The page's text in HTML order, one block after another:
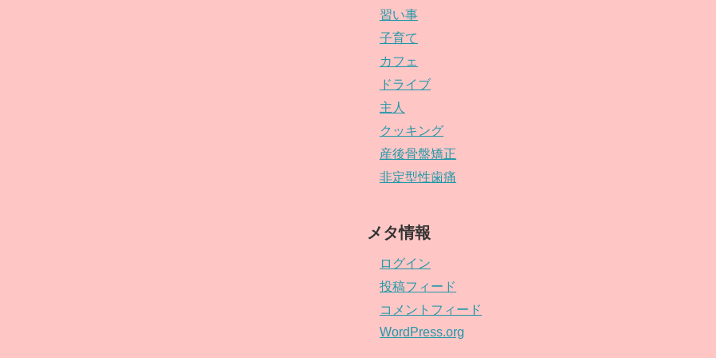
習い事
子育て
カフェ
ドライブ
主人
クッキング
産後骨盤矯正
非定型性歯痛
メタ情報
ログイン
投稿フィード
コメントフィード
WordPress.org